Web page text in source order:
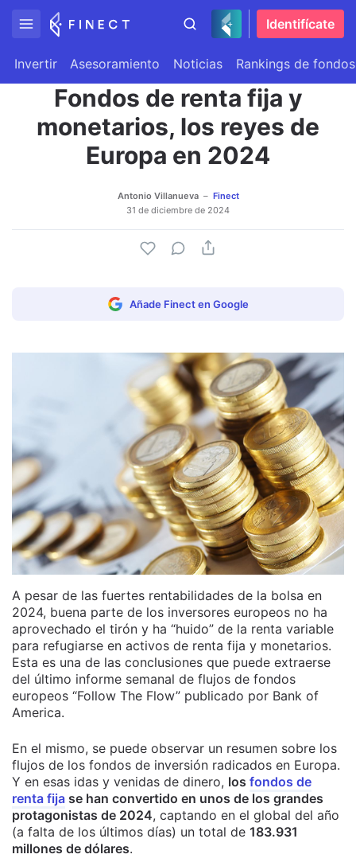
Identifícate
Invertir Asesoramiento Noticias Rankings de fondos
Fondos de renta fija y
monetarios, los reyes de
Europa en 2024
Antonio Villanueva
Finect
31 de diciembre de 2024
Añade Finect en Google
A pesar de las fuertes rentabilidades de la bolsa en
2024, buena parte de los inversores europeos no ha
aprovechado el tirón y ha “huido” de la renta variable
para refugiarse en activos de renta fija y monetarios.
Esta es una de las conclusiones que puede extraerse
del último informe semanal de flujos de fondos
europeos “Follow The Flow” publicado por Bank of
America.
En el mismo, se puede observar un resumen sobre los
flujos de los fondos de inversión radicados en Europa.
Y en esas idas y venidas de dinero, los fondos de
renta fija se han convertido en unos de los grandes
protagonistas de 2024, captando en el global del año
(a falta de los últimos días) un total de 183.931
millones de dólares.